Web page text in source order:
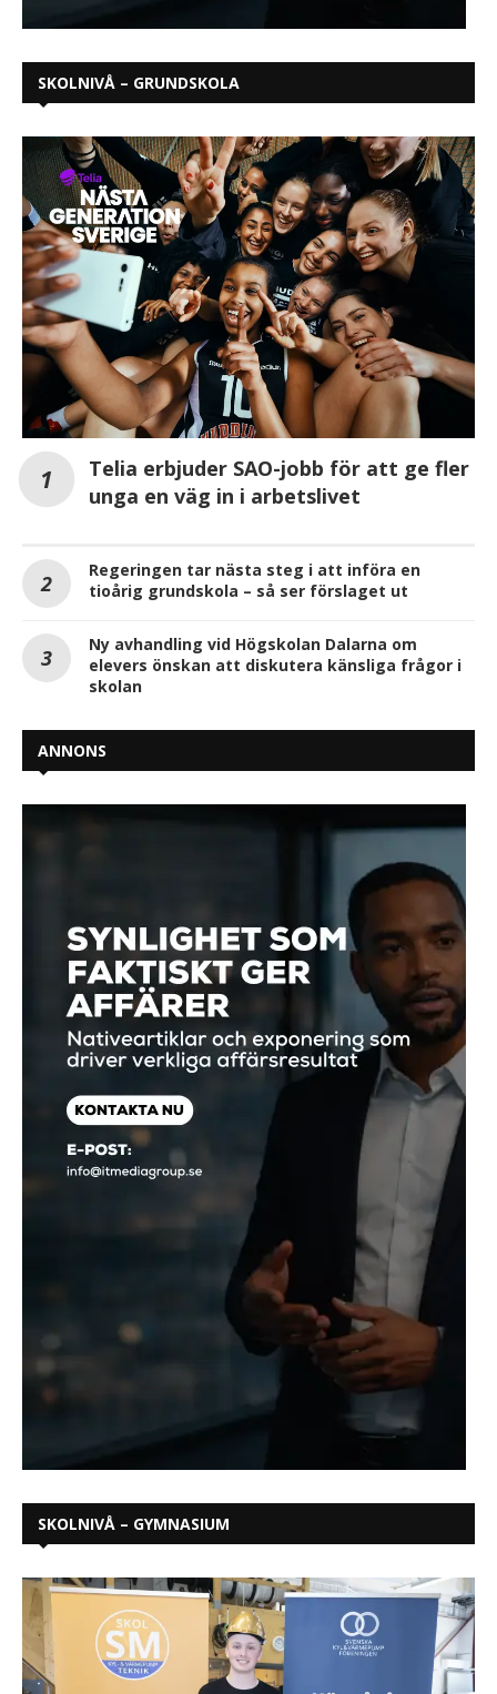
SKOLNIVÅ – GRUNDSKOLA
Telia erbjuder SAO-jobb för att ge fler
unga en väg in i arbetslivet
Regeringen tar nästa steg i att införa en
tioårig grundskola – så ser förslaget ut
Ny avhandling vid Högskolan Dalarna om
elevers önskan att diskutera känsliga frågor i
skolan
ANNONS
SKOLNIVÅ – GYMNASIUM